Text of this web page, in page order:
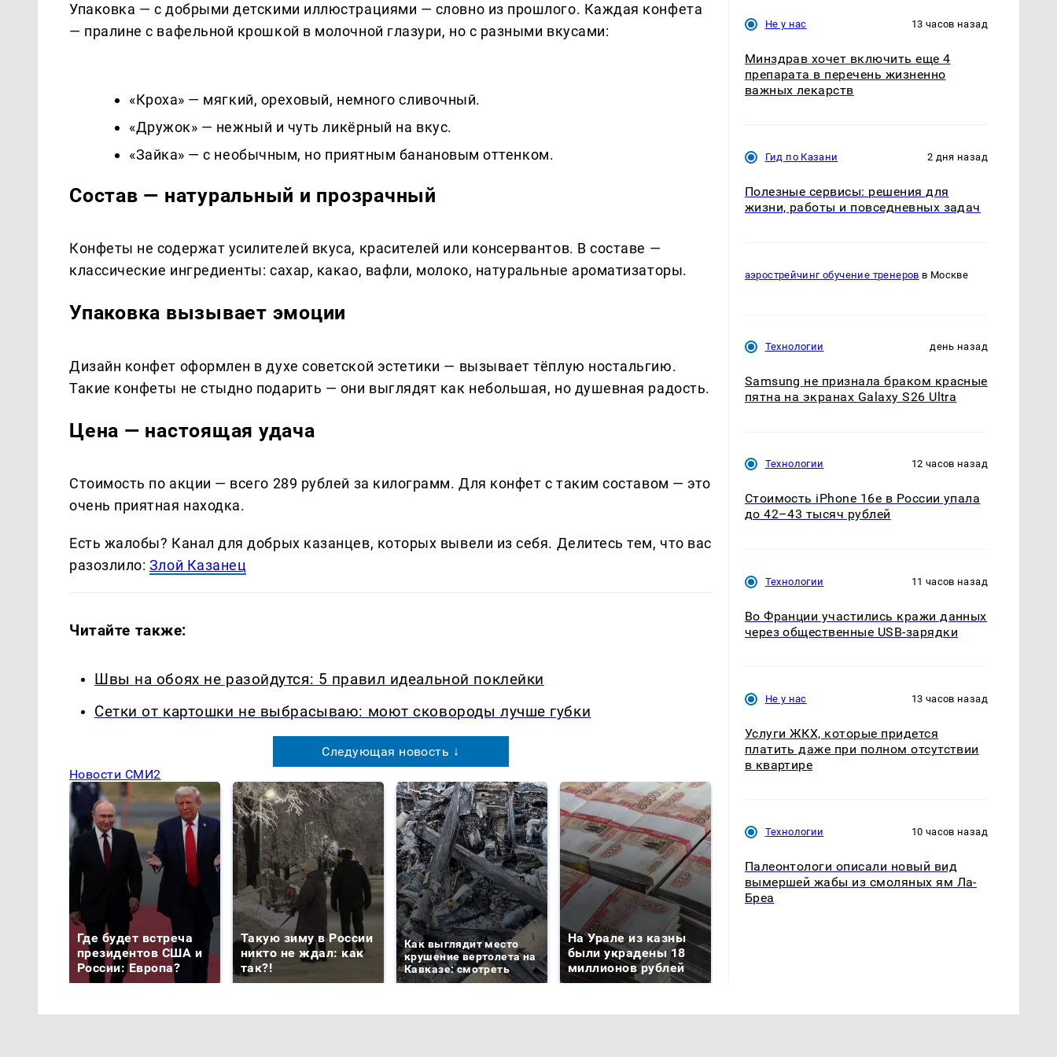
Упаковка — с добрыми детскими иллюстрациями — словно из прошлого. Каждая конфета
— пралине с вафельной крошкой в молочной глазури, но с разными вкусами:
«Кроха» — мягкий, ореховый, немного сливочный.
«Дружок» — нежный и чуть ликёрный на вкус.
«Зайка» — с необычным, но приятным банановым оттенком.
Состав — натуральный и прозрачный
Конфеты не содержат усилителей вкуса, красителей или консервантов. В составе —
классические ингредиенты: сахар, какао, вафли, молоко, натуральные ароматизаторы.
Упаковка вызывает эмоции
Дизайн конфет оформлен в духе советской эстетики — вызывает тёплую ностальгию.
Такие конфеты не стыдно подарить — они выглядят как небольшая, но душевная радость.
Цена — настоящая удача
Стоимость по акции — всего 289 рублей за килограмм. Для конфет с таким составом — это
очень приятная находка.
Есть жалобы? Канал для добрых казанцев, которых вывели из себя. Делитеcь тем, что вас
разозлило: Злой Казанец
Читайте также:
Швы на обоях не разойдутся: 5 правил идеальной поклейки
Сетки от картошки не выбрасываю: моют сковороды лучше губки
Следующая новость ↓
Новости СМИ2
Где будет встреча
президентов США и
России: Европа?
Такую зиму в России
никто не ждал: как
так?!
Как выглядит место
крушение вертолета на
Кавказе: смотреть
На Урале из казны
были украдены 18
миллионов рублей
Не у нас 13 часов назад
Минздрав хочет включить еще 4
препарата в перечень жизненно
важных лекарств
Гид по Казани 2 дня назад
Полезные сервисы: решения для
жизни, работы и повседневных задач
аэрострейчинг обучение тренеров в Москве
Технологии день назад
Samsung не признала браком красные
пятна на экранах Galaxy S26 Ultra
Технологии 12 часов назад
Стоимость iPhone 16e в России упала
до 42–43 тысяч рублей
Технологии 11 часов назад
Во Франции участились кражи данных
через общественные USB-зарядки
Не у нас 13 часов назад
Услуги ЖКХ, которые придется
платить даже при полном отсутствии
в квартире
Технологии 10 часов назад
Палеонтологи описали новый вид
вымершей жабы из смоляных ям Ла-
Бреа